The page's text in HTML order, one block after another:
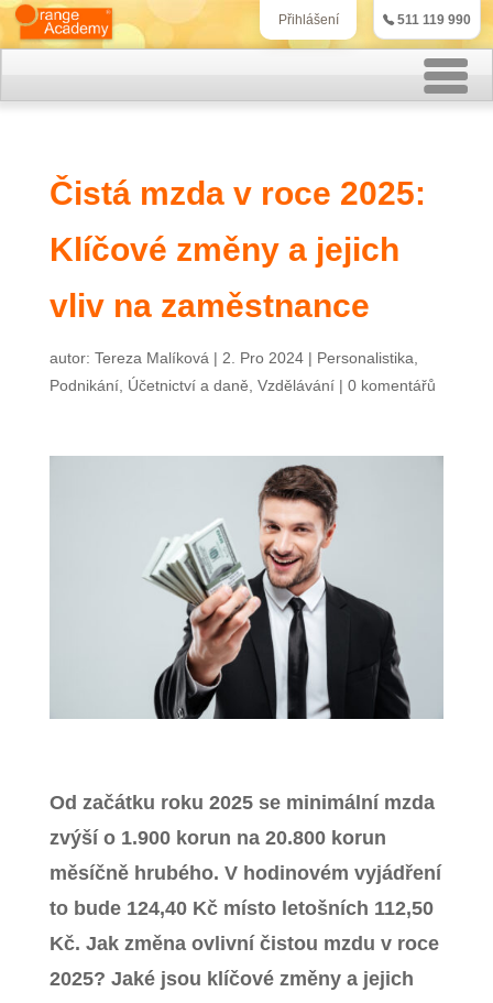
Přihlášení 511 119 990
Kurzy účetnictví
Kurzy personalistiky
Kurzy marketingu
IT kurzy
Kontakt
Zavřít menu
Čistá mzda v roce 2025:
Klíčové změny a jejich
vliv na zaměstnance
autor: Tereza Malíková | 2. Pro 2024| Personalistika
Podnikání, Účetnictví a daně Vzdělávání| 0 komentářů
Od začátku roku 2025 se minimální mzda
zvýší o 1.900 korun na 20.800 korun
měsíčně hrubého. V hodinovém vyjádření
to bude 124,40 Kč místo letošních 112,50
Kč. Jak změna ovlivní čistou mzdu v roce
2025? Jaké jsou klíčové změny a jejich